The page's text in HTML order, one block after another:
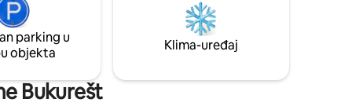
also very close to bus station that goes
directly in the heart of Bucharest into the
"Old city"
parking u
objekta
Klima-uređaj
Bukurešt